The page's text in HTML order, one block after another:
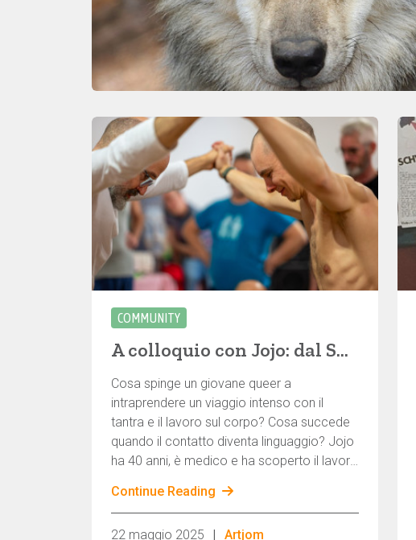
COMMUNITY
A colloquio con Jojo: dal Summer Evolution al Winter Eros Retreat - Un percorso attraverso il lavoro sul corpo, la comunità e le esperienze profonde al Gay Love Spirit
Cosa spinge un giovane queer a
intraprendere un viaggio intenso con il
tantra e il lavoro sul corpo? Cosa succede
quando il contatto diventa linguaggio? Jojo
ha 40 anni, è medico e ha scoperto il lavoro
massaggio. Ciò che lo spinge è il desiderio
di un altro tipo di intimità: tenera,
Continue Reading
22 maggio 2025 | Artjom